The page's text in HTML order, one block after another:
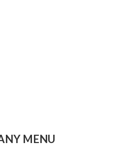
MENU